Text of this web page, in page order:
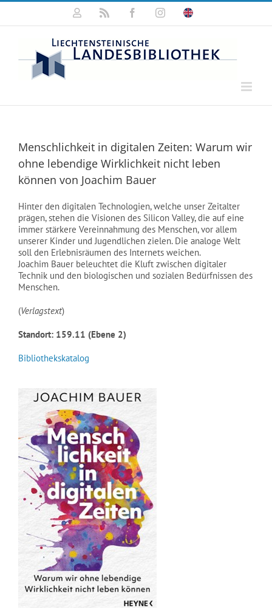
Zum
springen
Mein
FacebookInstagram
Click
Menschlichkeit in digitalen Zeiten: Warum wir
ohne lebendige Wirklichkeit nicht leben
können von Joachim Bauer
Hinter den digitalen Technologien, welche unser Zeitalter
prägen, stehen die Visionen des Silicon Valley, die auf eine
immer stärkere Vereinnahmung des Menschen, vor allem
unserer Kinder und Jugendlichen zielen. Die analoge Welt
soll den Erlebnisräumen des Internets weichen.
Joachim Bauer beleuchtet die Kluft zwischen digitaler
Technik und den biologischen und sozialen Bedürfnissen des
Menschen.
(Verlagstext)
Standort: 159.11 (Ebene 2)
Bibliothekskatalog